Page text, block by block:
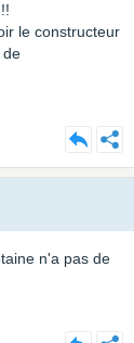
le constructeur
de
n'a pas de